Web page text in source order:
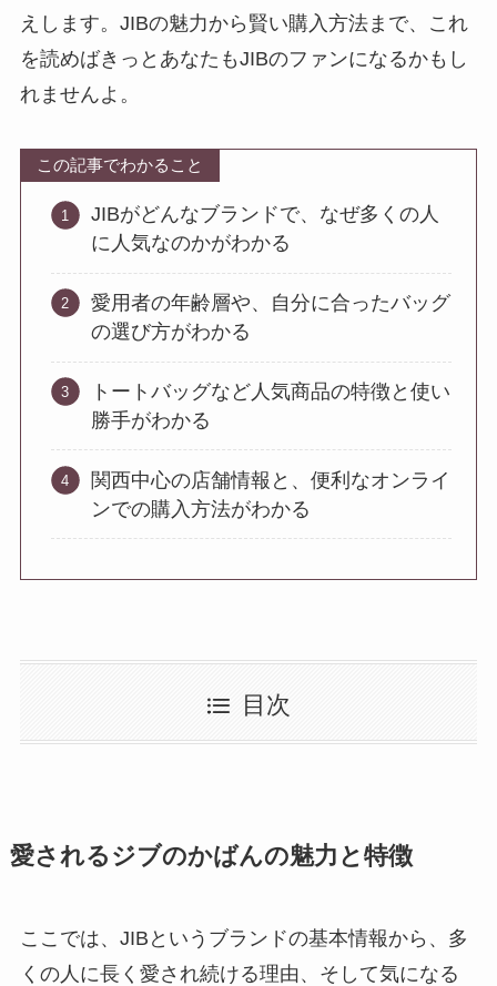
えします。JIBの魅力から賢い購入方法まで、これ
を読めばきっとあなたもJIBのファンになるかもし
れませんよ。
この記事でわかること
JIBがどんなブランドで、なぜ多くの人
に人気なのかがわかる
愛用者の年齢層や、自分に合ったバッグ
の選び方がわかる
トートバッグなど人気商品の特徴と使い
勝手がわかる
関西中心の店舗情報と、便利なオンライ
ンでの購入方法がわかる
目次
愛されるジブのかばんの魅力と特徴
ここでは、JIBというブランドの基本情報から、多
くの人に長く愛され続ける理由、そして気になる